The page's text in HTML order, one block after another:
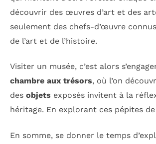
découvrir des œuvres d’art et des
seulement des chefs-d’œuvre
de l’art et de l’histoire.
Visiter un musée, c’est alors
chambre aux trésors, où l’on
des objets exposés invitent à la
héritage. En explorant ces pépites
En somme, se donner le temps